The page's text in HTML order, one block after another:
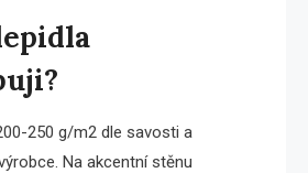
250 g/m2 dle savosti a
Na akcentní stěnu